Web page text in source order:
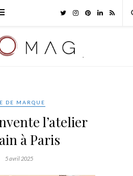
DE MARQUE
l’atelier
à Paris
5 avril 2025